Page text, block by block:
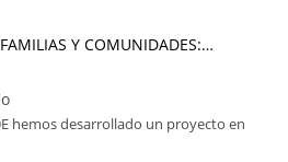
Y COMUNIDADES:…
hemos desarrollado un proyecto en